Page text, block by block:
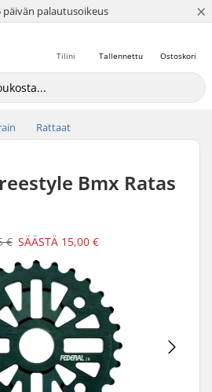
päivän palautusoikeus
4.8 / 5 ×
Ostoskori
Tallennettu
Tilini
Rattaat
Bmx Ratas
€ SÄÄSTÄ 15,00 €